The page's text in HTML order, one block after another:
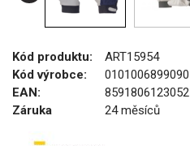
Kód produktu:
ART15954
Kód výrobce:
0101006899090
EAN:
8591806123052
Záruka
24 měsíců